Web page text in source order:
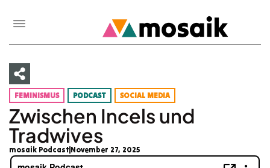
FEMINISMUS PODCAST SOCIAL MEDIA
Zwischen Incels und
Tradwives
mosaik Podcast November 27, 2025